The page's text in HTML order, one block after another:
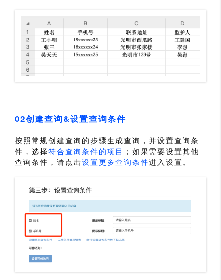
02创建查询&设置查询条件
按照常规创建查询的步骤生成查询，并设置查询条
件，选择符合查询条件的项目 ；如果需要设置其他
查询条件，请点击设置更多查询条件进入设置。